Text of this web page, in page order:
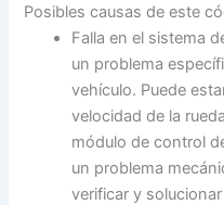
Posibles causas de este
Falla en el sistema
un problema
vehículo. Puede
velocidad de la
módulo de control
un problema
verificar y